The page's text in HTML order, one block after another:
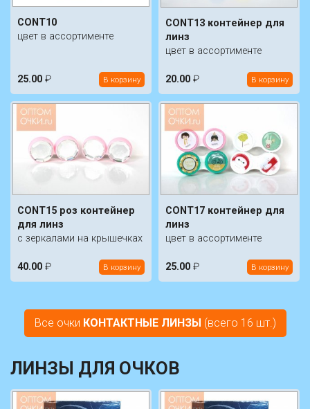
CONT10
цвет в ассортименте
25.00 ₽ В корзину
CONT13 контейнер для
линз
цвет в ассортименте
20.00 ₽ В корзину
CONT15 роз контейнер
для линз
с зеркалами на крышечках
40.00 ₽ В корзину
CONT17 контейнер для
линз
цвет в ассортименте
25.00 ₽ В корзину
Все очки КОНТАКТНЫЕ ЛИНЗЫ (всего 16 шт.)
ЛИНЗЫ ДЛЯ ОЧКОВ